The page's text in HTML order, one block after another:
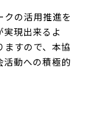
クの活用推進を
現出来るよ
ますので、本協
活動への積極的